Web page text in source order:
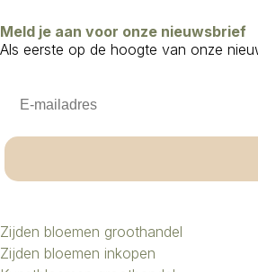
Meld je aan voor onze nieuwsbrief
Als eerste op de hoogte van onze
Zijden bloemen groothandel
Zijden bloemen inkopen